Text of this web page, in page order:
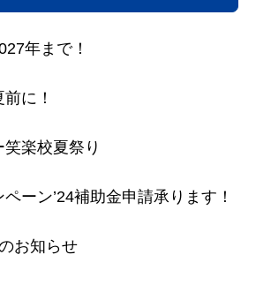
年まで！
に！
楽校夏祭り
ーン’24補助金申請承ります！
お知らせ